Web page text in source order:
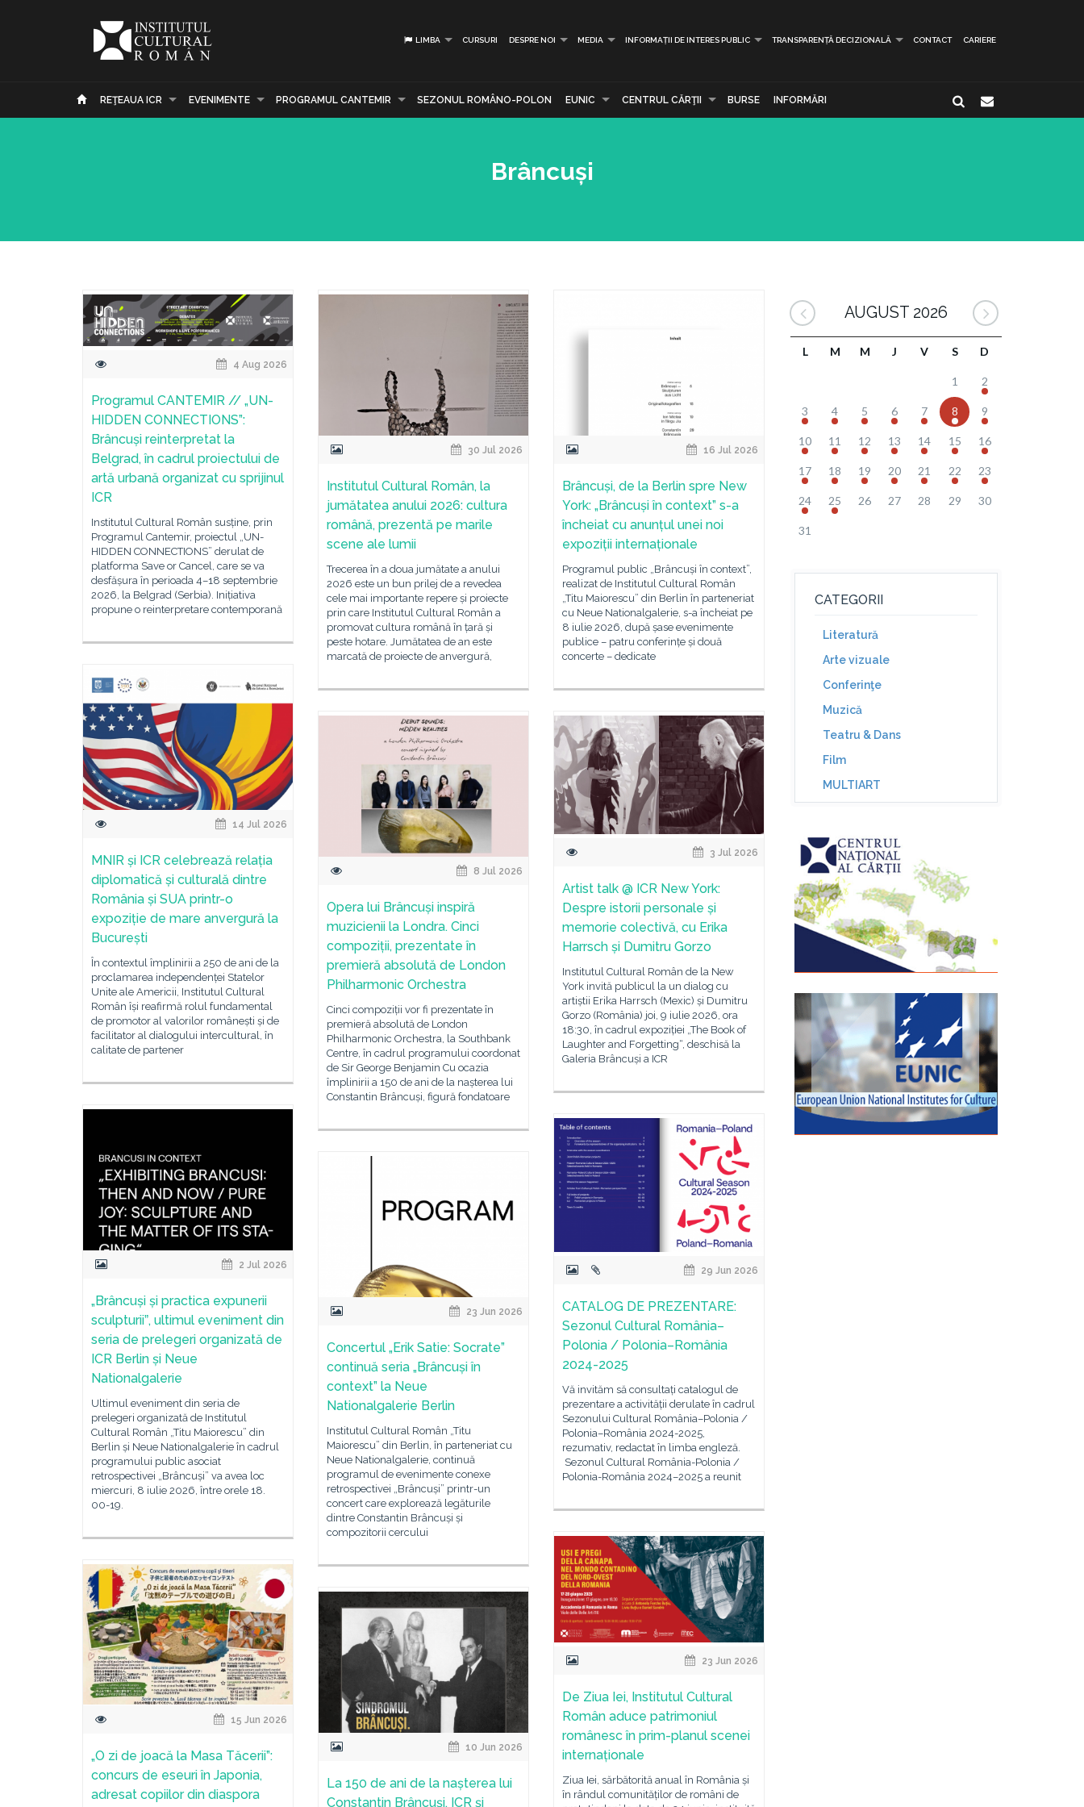
LIMBA CURSURI DESPRE NOI MEDIA INFORMAȚII DE INTERES PUBLIC TRANSPARENȚĂ DECIZIONALĂ CONTACT CARIERE
REŢEAUA ICR EVENIMENTE PROGRAMUL CANTEMIR SEZONUL ROMÂNO-POLON EUNIC CENTRUL CĂRŢII BURSE INFORMĂRI
Brâncuși
4 Aug 2026
Programul CANTEMIR // „UN-
HIDDEN CONNECTIONS”:
Brâncuși reinterpretat la
Belgrad, în cadrul proiectului de
artă urbană organizat cu sprijinul
ICR
Institutul Cultural Român susține, prin
Programul Cantemir, proiectul „UN-
HIDDEN CONNECTIONS” derulat de
platforma Save or Cancel, care se va
desfășura în perioada 4–18 septembrie
2026, la Belgrad (Serbia). Inițiativa
propune o reinterpretare contemporană
30 Jul 2026
Institutul Cultural Român, la
jumătatea anului 2026: cultura
română, prezentă pe marile
scene ale lumii
Trecerea în a doua jumătate a anului
2026 este un bun prilej de a revedea
cele mai importante repere și proiecte
prin care Institutul Cultural Român a
promovat cultura română în țară și
peste hotare. Jumătatea de an este
marcată de proiecte de anvergură,
16 Jul 2026
Brâncuși, de la Berlin spre New
York: „Brâncuși în context” s-a
încheiat cu anunțul unei noi
expoziții internaționale
Programul public „Brâncuși în context”,
realizat de Institutul Cultural Român
„Titu Maiorescu” din Berlin în parteneriat
cu Neue Nationalgalerie, s-a încheiat pe
8 iulie 2026, după șase evenimente
publice – patru conferințe și două
concerte – dedicate
14 Jul 2026
MNIR și ICR celebrează relația
diplomatică și culturală dintre
România și SUA printr-o
expoziție de mare anvergură la
București
În contextul împlinirii a 250 de ani de la
proclamarea independenței Statelor
Unite ale Americii, Institutul Cultural
Român își reafirmă rolul fundamental
de promotor al valorilor românești și de
facilitator al dialogului intercultural, în
calitate de partener
8 Jul 2026
Opera lui Brâncuși inspiră
muzicienii la Londra. Cinci
compoziții, prezentate în
premieră absolută de London
Philharmonic Orchestra
Cinci compoziții vor fi prezentate în
premieră absolută de London
Philharmonic Orchestra, la Southbank
Centre, în cadrul programului coordonat
de Sir George Benjamin Cu ocazia
împlinirii a 150 de ani de la nașterea lui
Constantin Brâncuși, figură fondatoare
3 Jul 2026
Artist talk @ ICR New York:
Despre istorii personale și
memorie colectivă, cu Erika
Harrsch și Dumitru Gorzo
Institutul Cultural Român de la New
York invită publicul la un dialog cu
artiștii Erika Harrsch (Mexic) și Dumitru
Gorzo (România) joi, 9 iulie 2026, ora
18:30, în cadrul expoziției „The Book of
Laughter and Forgetting“, deschisă la
Galeria Brâncuși a ICR
2 Jul 2026
„Brâncuși și practica expunerii
sculpturiiˮ, ultimul eveniment din
seria de prelegeri organizată de
ICR Berlin și Neue
Nationalgalerie
Ultimul eveniment din seria de
prelegeri organizată de Institutul
Cultural Român „Titu Maiorescu” din
Berlin și Neue Nationalgalerie în cadrul
programului public asociat
retrospectivei „Brâncuși” va avea loc
miercuri, 8 iulie 2026, între orele 18.
00-19.
29 Jun 2026
CATALOG DE PREZENTARE:
Sezonul Cultural România–
Polonia / Polonia–România
2024-2025
Vă invităm să consultați catalogul de
prezentare a activității derulate în cadrul
Sezonului Cultural România–Polonia /
Polonia–România 2024-2025,
rezumativ, redactat în limba engleză.
Sezonul Cultural România-Polonia /
Polonia-România 2024–2025 a reunit
23 Jun 2026
Concertul „Erik Satie: Socrate”
continuă seria „Brâncuși în
context” la Neue
Nationalgalerie Berlin
Institutul Cultural Român „Titu
Maiorescu” din Berlin, în parteneriat cu
Neue Nationalgalerie, continuă
programul de evenimente conexe
retrospectivei „Brâncuși” printr-un
concert care explorează legăturile
dintre Constantin Brâncuși și
compozitorii cercului
23 Jun 2026
De Ziua Iei, Institutul Cultural
Român aduce patrimoniul
românesc în prim-planul scenei
internaționale
Ziua Iei, sărbătorită anual în România și
în rândul comunităților de români de
15 Jun 2026
„O zi de joacă la Masa Tăcerii”:
concurs de eseuri în Japonia,
adresat copiilor din diaspora
10 Jun 2026
La 150 de ani de la nașterea lui
Constantin Brâncuși, ICR și
AUGUST 2026
L M M J V S D
1 2
3 4 5 6 7 8 9
10 11 12 13 14 15 16
17 18 19 20 21 22 23
24 25 26 27 28 29 30
31
CATEGORII
Literatură
Arte vizuale
Conferinţe
Muzică
Teatru & Dans
Film
MULTIART